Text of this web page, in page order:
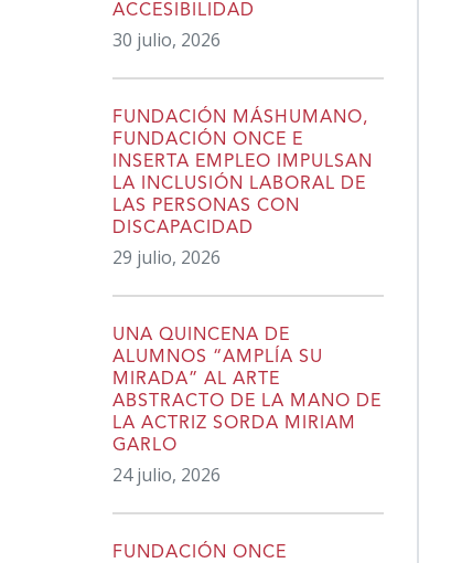
ACCESIBILIDAD
30 julio, 2026
FUNDACIÓN MÁSHUMANO,
FUNDACIÓN ONCE E
INSERTA EMPLEO IMPULSAN
LA INCLUSIÓN LABORAL DE
LAS PERSONAS CON
DISCAPACIDAD
29 julio, 2026
UNA QUINCENA DE
ALUMNOS “AMPLÍA SU
MIRADA” AL ARTE
ABSTRACTO DE LA MANO DE
LA ACTRIZ SORDA MIRIAM
GARLO
24 julio, 2026
FUNDACIÓN ONCE